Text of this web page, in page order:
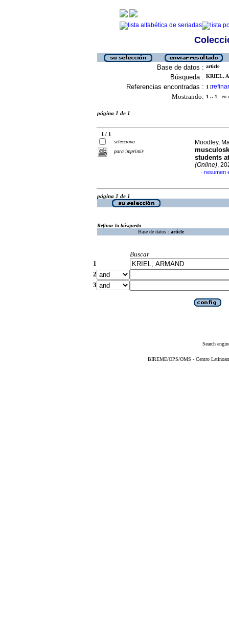
Base de datos : article
Búsqueda : KRIEL,
Referencias encontradas : 1 [refinar
Mostrando: 1 .. 1 en
página 1 de 1
1 / 1
selecciona
para imprimir
Moodley,
students
(Online),
· resumen
página 1 de 1
Refinar la búsqueda
Base de datos : article
Buscar
1
2
3
Search
BIREME/OPS/OMS - Centro